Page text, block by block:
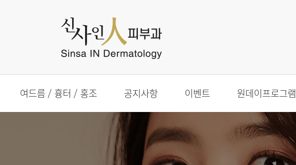
여드름 / 흉터 / 홍조 공지사항 이벤트 원데이프로그램